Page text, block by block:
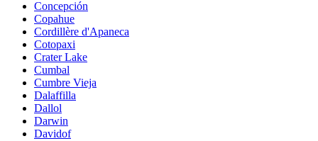
Concepción
Copahue
Cordillère d'Apaneca
Cotopaxi
Crater Lake
Cumbal
Cumbre Vieja
Dalaffilla
Dallol
Darwin
Davidof